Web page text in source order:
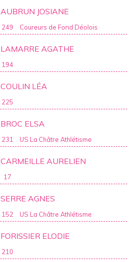
249
AUBRUN JOSIANE
Coureurs de Fond Déolois
194
LAMARRE AGATHE
225
COULIN LÉA
231
BROC ELSA
US La Châtre Athlétisme
17
CARMEILLE AURELIEN
152
SERRE AGNES
US La Châtre Athlétisme
210
FORISSIER ELODIE